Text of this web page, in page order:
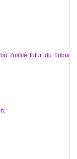
l'utilité futur du Tribunal